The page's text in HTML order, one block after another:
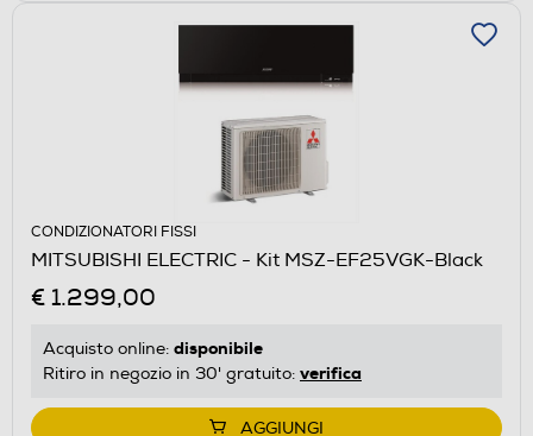
CONDIZIONATORI FISSI
MITSUBISHI ELECTRIC - Kit MSZ-EF25VGK-Black
€ 1.299,00
Acquisto online: disponibile
Ritiro in negozio in 30' gratuito: verifica
AGGIUNGI